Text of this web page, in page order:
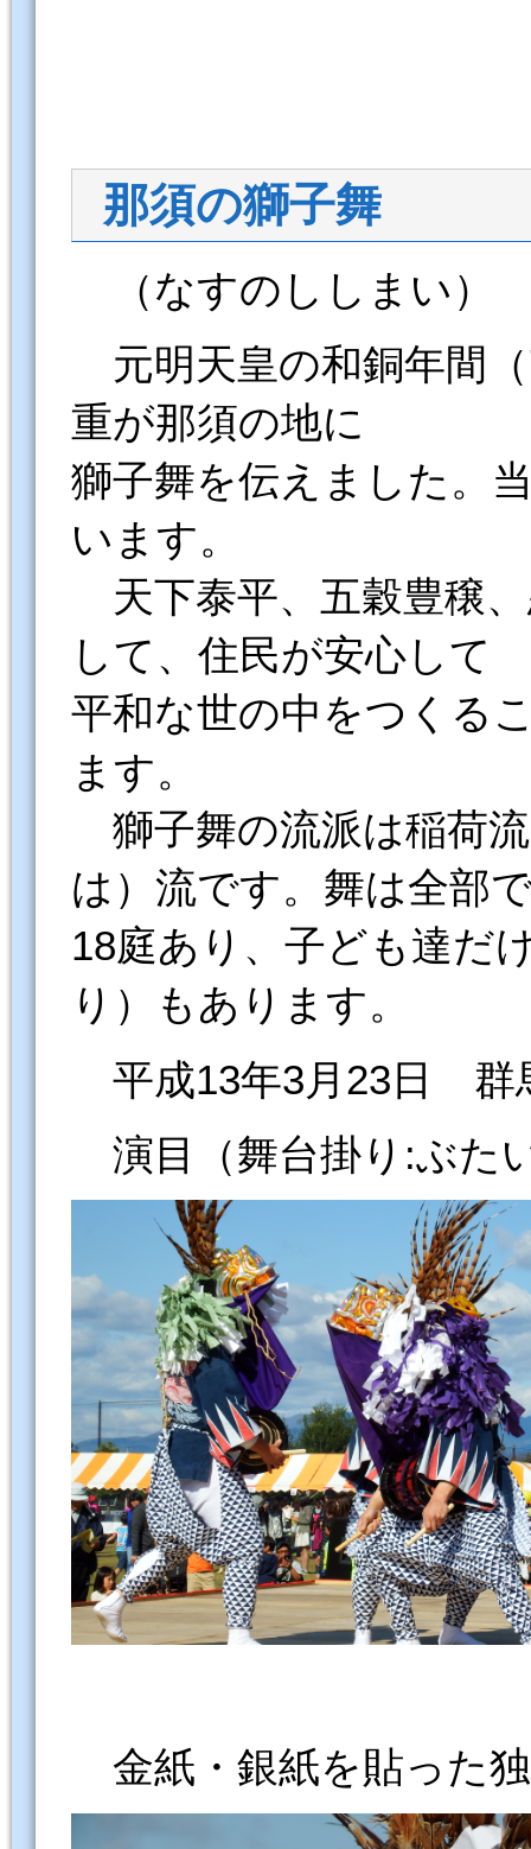
那須の獅子舞
（なすのししまい）
元明天皇の和銅年間
重が那須の地に
獅子舞を伝えました。
います。
天下泰平、五穀豊穣
して、住民が安心して
平和な世の中をつくる
ます。
獅子舞の流派は稲荷
は）流です。舞は全部
18庭あり、子ども達だ
り）もあります。
平成13年3月23日 群
演目（舞台掛り:ぶた
金紙・銀紙を貼った